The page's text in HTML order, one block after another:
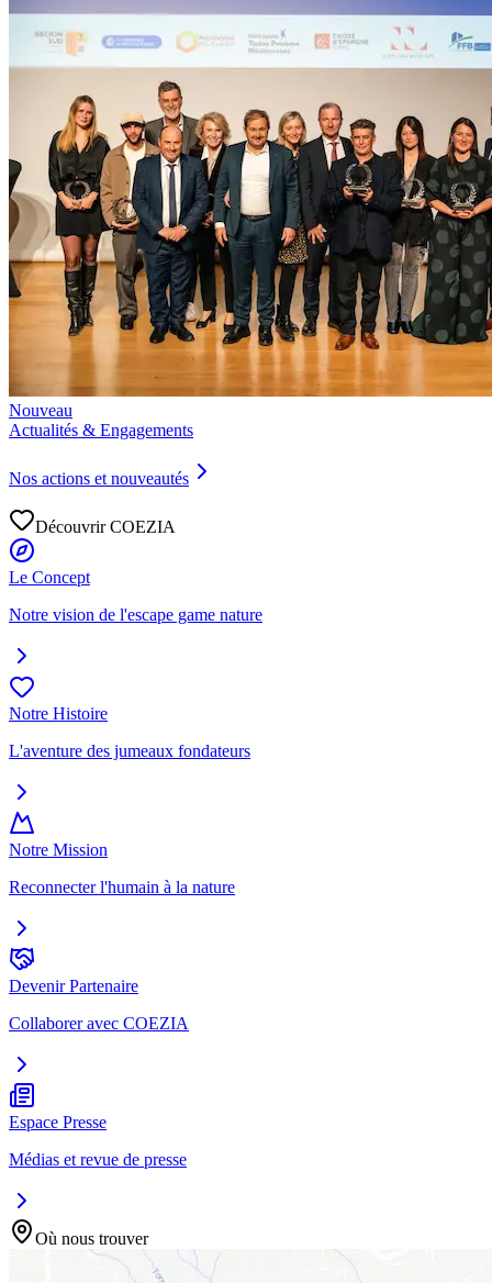
Nouveau
Actualités & Engagements
Nos actions et nouveautés
Découvrir COEZIA
Le Concept
Notre vision de l'escape game nature
Notre Histoire
L'aventure des jumeaux fondateurs
Notre Mission
Reconnecter l'humain à la nature
Devenir Partenaire
Collaborer avec COEZIA
Espace Presse
Médias et revue de presse
Où nous trouver